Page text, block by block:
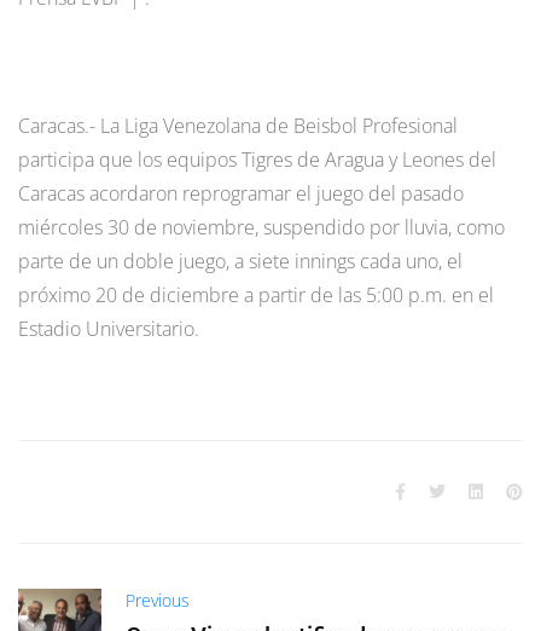
Caracas.- La Liga Venezolana de Beisbol Profesional
participa que los equipos Tigres de Aragua y Leones del
Caracas acordaron reprogramar el juego del pasado
miércoles 30 de noviembre, suspendido por lluvia, como
parte de un doble juego, a siete innings cada uno, el
próximo 20 de diciembre a partir de las 5:00 p.m. en el
Estadio Universitario.
Previous